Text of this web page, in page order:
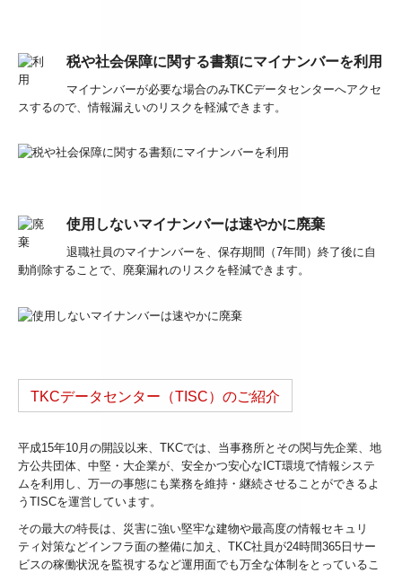
税や社会保障に関する書類にマイナンバーを利用
マイナンバーが必要な場合のみTKCデータセンターへアクセ
スするので、情報漏えいのリスクを軽減できます。
使用しないマイナンバーは速やかに廃棄
退職社員のマイナンバーを、保存期間（7年間）終了後に自
動削除することで、廃棄漏れのリスクを軽減できます。
TKCデータセンター（TISC）のご紹介
平成15年10月の開設以来、TKCでは、当事務所とその関与先企業、地
方公共団体、中堅・大企業が、安全かつ安心なICT環境で情報システ
ムを利用し、万一の事態にも業務を維持・継続させることができるよ
うTISCを運営しています。
その最大の特長は、災害に強い堅牢な建物や最高度の情報セキュリ
ティ対策などインフラ面の整備に加え、TKC社員が24時間365日サー
ビスの稼働状況を監視するなど運用面でも万全な体制をとっているこ